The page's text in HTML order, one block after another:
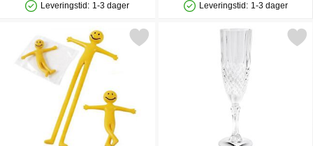
Produkttilgjengelighet: På lager
Leveringstid: 1-3 dager
Produkttilgjengelighet: På lager
Leveringstid: 1-3 dager
Merk gummimann Mini som favorittMerk champagneglass